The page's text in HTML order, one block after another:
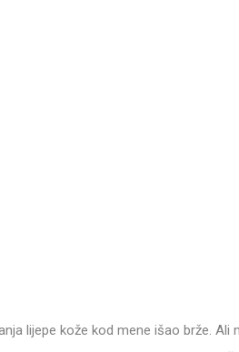
lijepe kože kod mene išao brže. Ali